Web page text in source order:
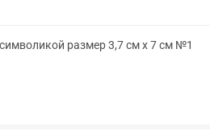
размер 3,7 см х 7 см №1